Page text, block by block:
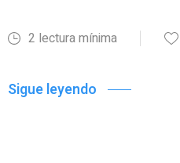
2 lectura mínima
Sigue leyendo